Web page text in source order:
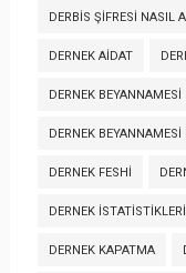
DERBİS ŞIFRESI NASIL
DERNEK AIDAT
DERNEK BEYANNAMESI
DERNEK BEYANNAMESI
DERNEK FESHI
DERNEK İSTATISTIKLERI
DERNEK KAPATMA